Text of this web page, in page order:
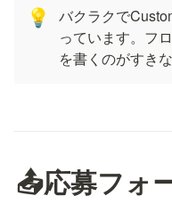
💡
バクラクで
っています。フ
を書くのがすき
📤応募フォ